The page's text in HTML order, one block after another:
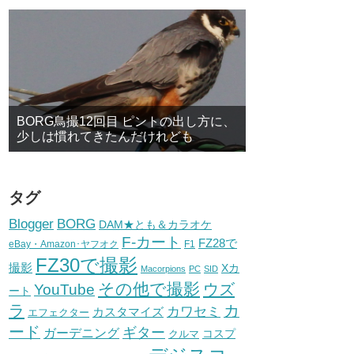
BORG鳥撮12回目 ピントの出し方に、
少しは慣れてきたんだけれども
タグ
Blogger BORG DAM★とも＆カラオケ
eBay・Amazon･ヤフオク F-カート F1
FZ28で
撮影 FZ30で撮影 Macorpions PC SID Xカ
ート YouTube その他で撮影 ウズ
ラ エフェクター カスタマイズ カワセミ カ
ード ガーデニング ギター クルマ コスプ